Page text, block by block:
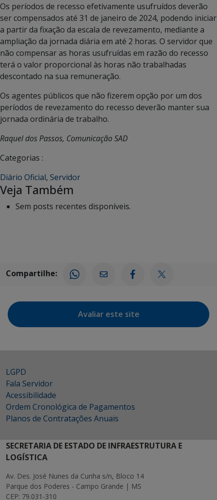
Os períodos de recesso efetivamente usufruídos deverão
ser compensados até 31 de janeiro de 2024, podendo iniciar
a partir da fixação da escala de revezamento, mediante a
ampliação da jornada diária em até 2 horas. O servidor que
não compensar as horas usufruídas em razão do recesso
terá o valor proporcional às horas não trabalhadas
descontado na sua remuneração.
Os agentes públicos que não fizerem opção por um dos
períodos de revezamento do recesso deverão manter sua
jornada ordinária de trabalho.
Raquel dos Passos, Comunicação SAD
Categorias :
Diário Oficial, Servidor
Veja Também
Sem posts recentes disponíveis.
Compartilhe:
Avaliar este site
LGPD
Fala Servidor
Acessibilidade
Ordem Cronológica de Pagamentos
Planos de Contratações Anuais
SECRETARIA DE ESTADO DE INFRAESTRUTURA E
LOGÍSTICA
Av. Des. José Nunes da Cunha s/n, Bloco 14
Parque dos Poderes - Campo Grande | MS
CEP: 79.031-310